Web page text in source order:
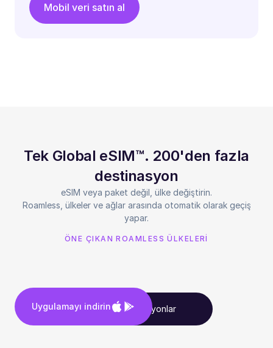
Mobil veri satın al
Tek Global eSIM™. 200'den fazla
destinasyon
eSIM veya paket değil, ülke değiştirin.
Roamless, ülkeler ve ağlar arasında otomatik olarak geçiş
yapar.
ÖNE ÇIKAN ROAMLESS ÜLKELERİ
Tüm destinasyonlar
Uygulamayı indirin